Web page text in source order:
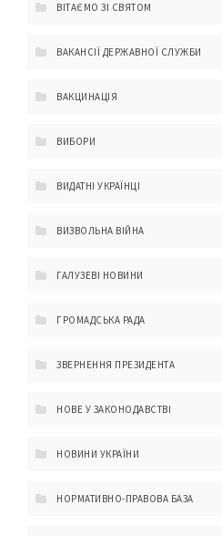
ВІТАЄМО ЗІ СВЯТОМ
ВАКАНСІЇ ДЕРЖАВНОЇ СЛУЖБИ
ВАКЦИНАЦІЯ
ВИБОРИ
ВИДАТНІ УКРАЇНЦІ
ВИЗВОЛЬНА ВІЙНА
ГАЛУЗЕВІ НОВИНИ
ГРОМАДСЬКА РАДА
ЗВЕРНЕННЯ ПРЕЗИДЕНТА
НОВЕ У ЗАКОНОДАВСТВІ
НОВИНИ УКРАЇНИ
НОРМАТИВНО-ПРАВОВА БАЗА